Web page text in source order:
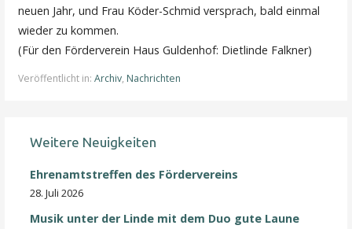
neuen Jahr, und Frau Köder-Schmid versprach, bald einmal
wieder zu kommen.
(Für den Förderverein Haus Guldenhof: Dietlinde Falkner)
Veröffentlicht in:Archiv, Nachrichten
Weitere Neuigkeiten
Ehrenamtstreffen des Fördervereins
28. Juli 2026
Musik unter der Linde mit dem Duo gute Laune